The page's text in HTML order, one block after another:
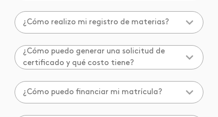
¿Cómo realizo mi registro de materias?
¿Cómo puedo generar una solicitud de
certificado y qué costo tiene?
¿Cómo puedo financiar mi matrícula?